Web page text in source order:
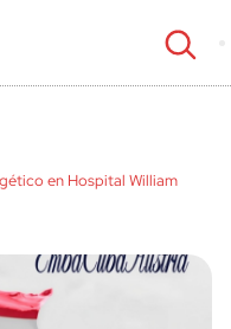
en Hospital William